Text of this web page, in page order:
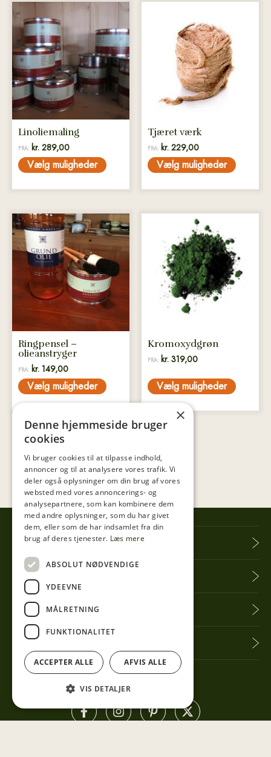
Linoliemaling
FRA: kr. 289,00
Vælg muligheder
Dette
vare
har
flere
varianter.
Mulighederne
kan
vælges
varesiden
Tjæret værk
FRA: kr. 229,00
Vælg muligheder
varianter.
Mulighederne
vælges
på
varesiden
Ringpensel –
olieanstryger
FRA: kr. 149,00
Vælg muligheder
Dette
vare
har
flere
varianter.
Mulighederne
vælges
varesiden
Kromoxydgrøn
FRA: kr. 319,00
Vælg muligheder
flere
varianter.
Mulighederne
varesiden
Tibberup Høkeren
Information
Praktisk info
Få seneste nyt
×
Denne hjemmeside bruger
cookies
Vi bruger cookies til at tilpasse indhold,
annoncer og til at analysere vores trafik. Vi
deler også oplysninger om din brug af vores
websted med vores annoncerings- og
analysepartnere, som kan kombinere dem
med andre oplysninger, som du har givet
dem, eller som de har indsamlet fra din
brug af deres tjenester. Læs mere
ABSOLUT NØDVENDIGE
YDEEVNE
MÅLRETNING
FUNKTIONALITET
ACCEPTER ALLE AFVIS ALLE
VIS DETALJER